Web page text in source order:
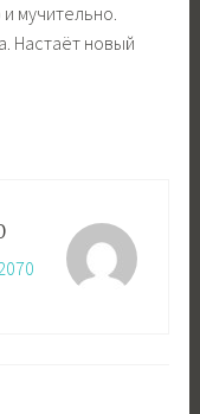
мучительно.
Настаёт новый